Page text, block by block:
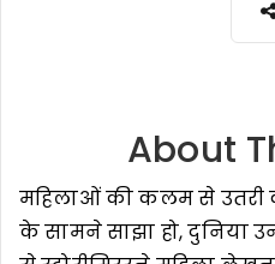
About
महिलाओं की कलम से उतरी
के सामने साझा हो, दुनिया